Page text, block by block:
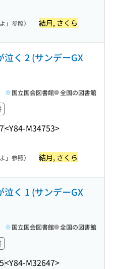
参照） 結月, さくら
泣く 2 (サンデーGX
<Y84-M34753>
国立国会図書館 全国の図書館
参照） 結月, さくら
泣く 1 (サンデーGX
<Y84-M32647>
国立国会図書館 全国の図書館